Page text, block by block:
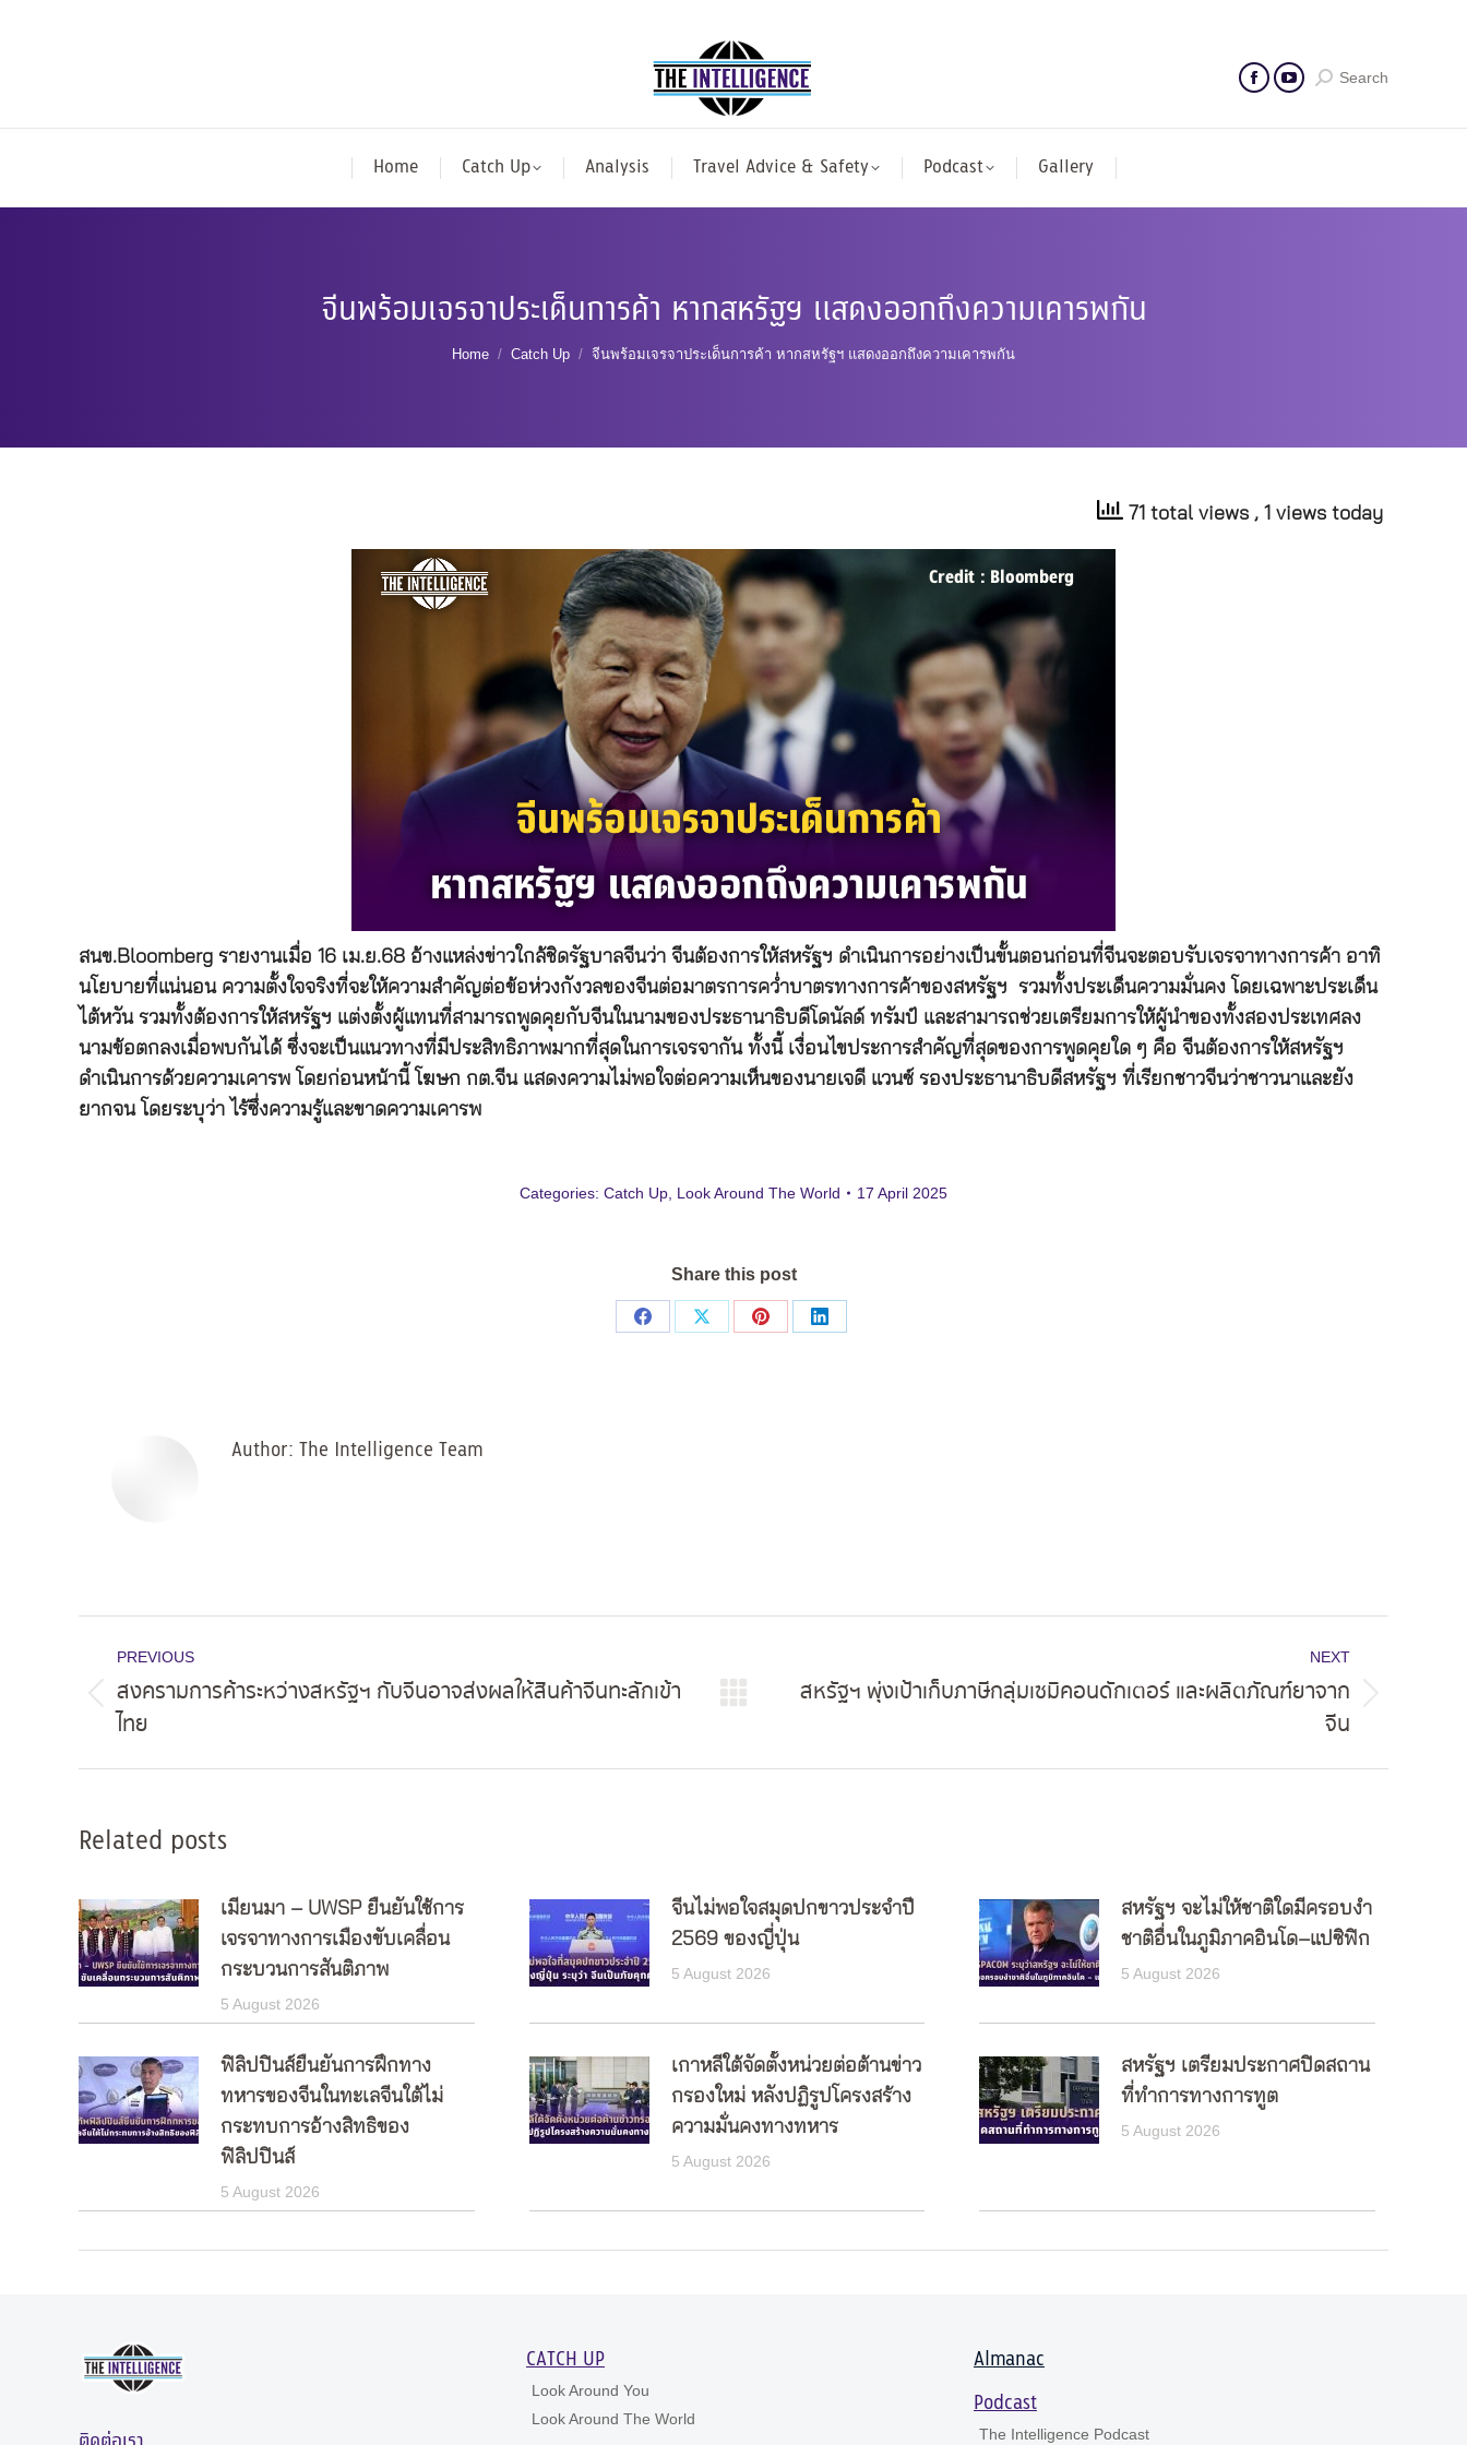
Search
Home Catch Up Analysis Travel Advice & Safety Podcast Gallery
จีนพร้อมเจรจาประเด็นการค้า หากสหรัฐฯ แสดงออกถึงความเคารพกัน
You are here:
Home Catch Up จีนพร้อมเจรจาประเด็นการค้า หากสหรัฐฯ แสดงออกถึงความเคารพกัน
71 total views , 1 views today
สนข.Bloomberg รายงานเมื่อ 16 เม.ย.68 อ้างแหล่งข่าวใกล้ชิดรัฐบาลจีนว่า จีนต้องการให้สหรัฐฯ ดำเนินการอย่างเป็นขั้นตอนก่อนที่จีนจะตอบรับเจรจาทางการค้า อาทิ
นโยบายที่แน่นอน ความตั้งใจจริงที่จะให้ความสำคัญต่อข้อห่วงกังวลของจีนต่อมาตรการคว่ำบาตรทางการค้าของสหรัฐฯ รวมทั้งประเด็นความมั่นคง โดยเฉพาะประเด็น
ไต้หวัน รวมทั้งต้องการให้สหรัฐฯ แต่งตั้งผู้แทนที่สามารถพูดคุยกับจีนในนามของประธานาธิบดีโดนัลด์ ทรัมป์ และสามารถช่วยเตรียมการให้ผู้นำของทั้งสองประเทศลง
นามข้อตกลงเมื่อพบกันได้ ซึ่งจะเป็นแนวทางที่มีประสิทธิภาพมากที่สุดในการเจรจากัน ทั้งนี้ เงื่อนไขประการสำคัญที่สุดของการพูดคุยใด ๆ คือ จีนต้องการให้สหรัฐฯ
ดำเนินการด้วยความเคารพ โดยก่อนหน้านี้ โฆษก กต.จีน แสดงความไม่พอใจต่อความเห็นของนายเจดี แวนซ์ รองประธานาธิบดีสหรัฐฯ ที่เรียกชาวจีนว่าชาวนาและยัง
ยากจน โดยระบุว่า ไร้ซึ่งความรู้และขาดความเคารพ
Categories: Catch Up Look Around The World 17 April 2025
Share this post
Share
Share
Share
Share
Author: The Intelligence Team
navigation
PREVIOUS
Previous
post:
สงครามการค้าระหว่างสหรัฐฯ กับจีนอาจส่งผลให้สินค้าจีนทะลักเข้า
ไทย
NEXT
สหรัฐฯ พุ่งเป้าเก็บภาษีกลุ่มเซมิคอนดักเตอร์ และผลิตภัณฑ์ยาจาก
จีน
Related posts
เมียนมา – UWSP ยืนยันใช้การ
เจรจาทางการเมืองขับเคลื่อน
กระบวนการสันติภาพ
5 August 2026
จีนไม่พอใจสมุดปกขาวประจำปี
2569 ของญี่ปุ่น
5 August 2026
สหรัฐฯ จะไม่ให้ชาติใดมีครอบงำ
ชาติอื่นในภูมิภาคอินโด–แปซิฟิก
5 August 2026
ฟิลิปปินส์ยืนยันการฝึกทาง
ทหารของจีนในทะเลจีนใต้ไม่
กระทบการอ้างสิทธิของ
ฟิลิปปินส์
5 August 2026
เกาหลีใต้จัดตั้งหน่วยต่อต้านข่าว
กรองใหม่ หลังปฏิรูปโครงสร้าง
ความมั่นคงทางทหาร
5 August 2026
สหรัฐฯ เตรียมประกาศปิดสถาน
ที่ทำการทางการทูต
5 August 2026
CATCH UP
Look Around You
Look Around The World
Almanac
Podcast
The Intelligence Podcast